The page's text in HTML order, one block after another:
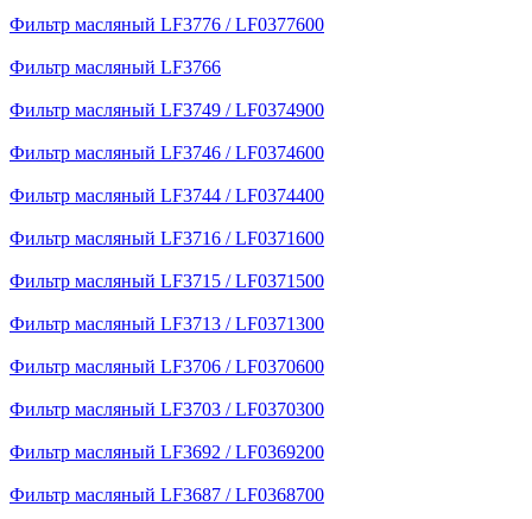
Фильтр масляный LF3776 / LF0377600
Фильтр масляный LF3766
Фильтр масляный LF3749 / LF0374900
Фильтр масляный LF3746 / LF0374600
Фильтр масляный LF3744 / LF0374400
Фильтр масляный LF3716 / LF0371600
Фильтр масляный LF3715 / LF0371500
Фильтр масляный LF3713 / LF0371300
Фильтр масляный LF3706 / LF0370600
Фильтр масляный LF3703 / LF0370300
Фильтр масляный LF3692 / LF0369200
Фильтр масляный LF3687 / LF0368700